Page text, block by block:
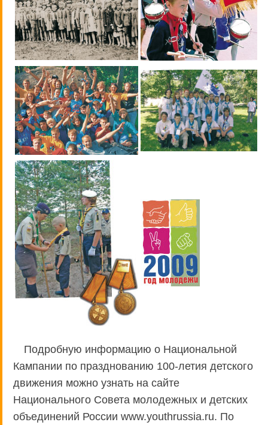
Подробную информацию о Национальной
Кампании по празднованию 100-летия детского
движения можно узнать на сайте
Национального Совета молодежных и детских
объединений России www.youthrussia.ru. По